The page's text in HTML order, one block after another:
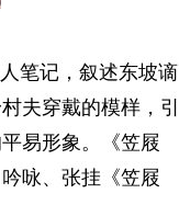
笔记，叙述东坡谪
夫穿戴的模样，引
易形象。《笠屐
咏、张挂《笠屐